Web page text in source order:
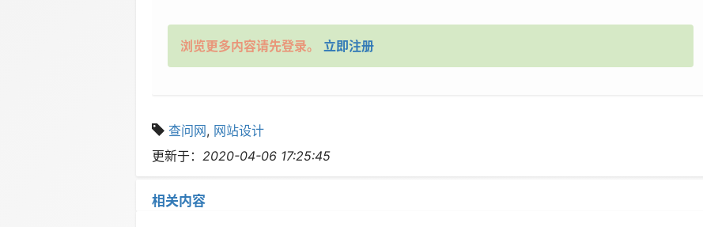
浏览更多内容请先登录。 立即注册
查问网, 网站设计
更新于： 2020-04-06 17:25:45
相关内容